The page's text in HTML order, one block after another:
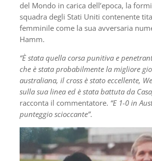
del Mondo in carica dell’epoca, la
squadra degli Stati Uniti contenente
femminile come la sua avversaria
Hamm.
“È stata quella corsa punitiva e
che è stata probabilmente la migliore
australiana, il cross è stato eccellente,
sulla sua linea ed è stata battuta da
racconta il commentatore. “E 1-0 in
punteggio scioccante”.